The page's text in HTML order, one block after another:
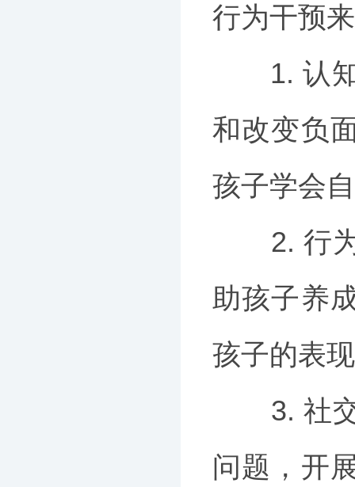
行为干预
1. 认知
和改变负
孩子学会
2. 行为
助孩子养
孩子的表
3. 社交
问题，开